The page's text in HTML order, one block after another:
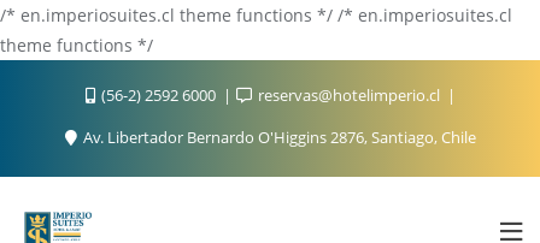
/* en.imperiosuites.cl theme functions */ /* en.imperiosuites.cl
theme functions */
(56-2) 2592 6000
reservas@hotelimperio.cl
Av. Libertador Bernardo O'Higgins 2876, Santiago, Chile